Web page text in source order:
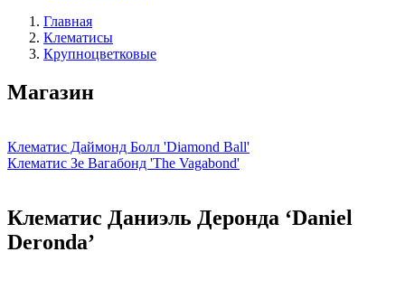
Главная
Клематисы
Крупноцветковые
Магазин
Клематис Даймонд Болл 'Diamond Ball'
Клематис Зе Вагабонд 'The Vagabond'
Клематис Даниэль Деронда ‘Daniel
Deronda’